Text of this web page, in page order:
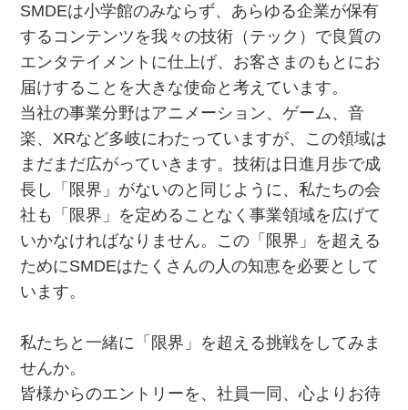
SMDEは小学館のみならず、あらゆる企業が保有
するコンテンツを我々の技術（テック）で良質の
エンタテイメントに仕上げ、お客さまのもとにお
届けすることを大きな使命と考えています。
当社の事業分野はアニメーション、ゲーム、音
楽、XRなど多岐にわたっていますが、この領域は
まだまだ広がっていきます。技術は日進月歩で成
長し「限界」がないのと同じように、私たちの会
社も「限界」を定めることなく事業領域を広げて
いかなければなりません。この「限界」を超える
ためにSMDEはたくさんの人の知恵を必要として
います。
私たちと一緒に「限界」を超える挑戦をしてみま
せんか。
皆様からのエントリーを、社員一同、心よりお待